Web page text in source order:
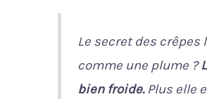
Le secret des crêpes
comme une plume ?
bien froide.Plus elle